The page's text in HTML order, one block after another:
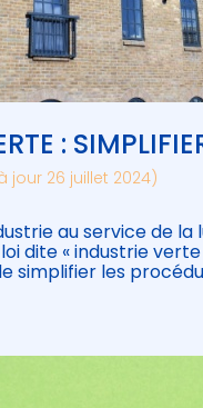
:
jour 26 juillet 2024)
au service de
dite « industrie
simplifier les